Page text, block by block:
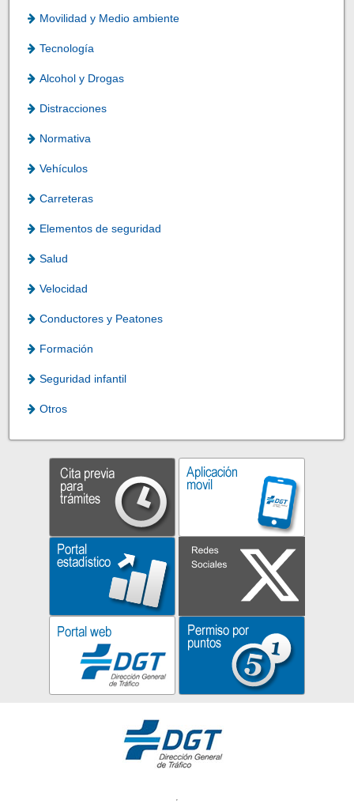
Movilidad y Medio ambiente
Tecnología
Alcohol y Drogas
Distracciones
Normativa
Vehículos
Carreteras
Elementos de seguridad
Salud
Velocidad
Conductores y Peatones
Formación
Seguridad infantil
Otros